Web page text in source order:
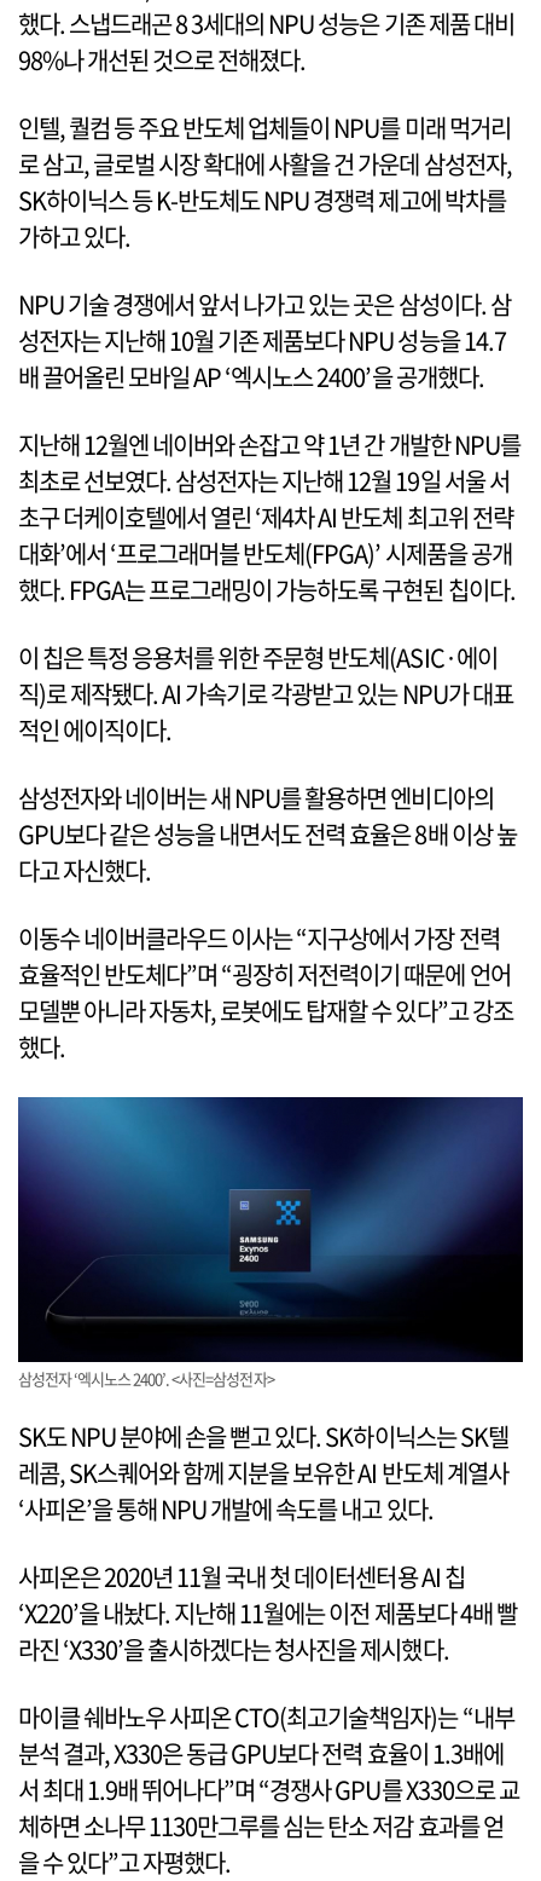
했다. 스냅드래곤 8 3세대의 NPU 성능은 기존 제품 대비
98%나 개선된 것으로 전해졌다.
인텔, 퀄컴 등 주요 반도체 업체들이 NPU를 미래 먹거리
로 삼고, 글로벌 시장 확대에 사활을 건 가운데 삼성전자,
SK하이닉스 등 K-반도체도 NPU 경쟁력 제고에 박차를
가하고 있다.
NPU 기술 경쟁에서 앞서 나가고 있는 곳은 삼성이다. 삼
성전자는 지난해 10월 기존 제품보다 NPU 성능을 14.7
배 끌어올린 모바일 AP ‘엑시노스 2400’을 공개했다.
지난해 12월엔 네이버와 손잡고 약 1년 간 개발한 NPU를
최초로 선보였다. 삼성전자는 지난해 12월 19일 서울 서
초구 더케이호텔에서 열린 ‘제4차 AI 반도체 최고위 전략
대화’에서 ‘프로그래머블 반도체(FPGA)’ 시제품을 공개
했다. FPGA는 프로그래밍이 가능하도록 구현된 칩이다.
이 칩은 특정 응용처를 위한 주문형 반도체(ASIC·에이
직)로 제작됐다. AI 가속기로 각광받고 있는 NPU가 대표
적인 에이직이다.
삼성전자와 네이버는 새 NPU를 활용하면 엔비디아의
GPU보다 같은 성능을 내면서도 전력 효율은 8배 이상 높
다고 자신했다.
이동수 네이버클라우드 이사는 “지구상에서 가장 전력
효율적인 반도체다”며 “굉장히 저전력이기 때문에 언어
모델뿐 아니라 자동차, 로봇에도 탑재할 수 있다”고 강조
했다.
삼성전자 ‘엑시노스 2400’. <사진=삼성전자>
SK도 NPU 분야에 손을 뻗고 있다. SK하이닉스는 SK텔
레콤, SK스퀘어와 함께 지분을 보유한 AI 반도체 계열사
‘사피온’을 통해 NPU 개발에 속도를 내고 있다.
사피온은 2020년 11월 국내 첫 데이터센터용 AI 칩
‘X220’을 내놨다. 지난해 11월에는 이전 제품보다 4배 빨
라진 ‘X330’을 출시하겠다는 청사진을 제시했다.
마이클 쉐바노우 사피온 CTO(최고기술책임자)는 “내부
분석 결과, X330은 동급 GPU보다 전력 효율이 1.3배에
서 최대 1.9배 뛰어나다”며 “경쟁사 GPU를 X330으로 교
체하면 소나무 1130만그루를 심는 탄소 저감 효과를 얻
을 수 있다”고 자평했다.